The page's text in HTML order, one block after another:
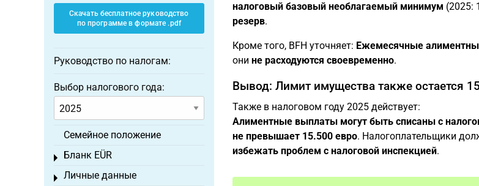
налоговый базовый необлагаемый минимум (2025:
резерв.
Кроме того, BFH уточняет: Ежемесячные
они не расходуются своевременно.
Вывод: Лимит имущества также остается
Также в налоговом году 2025 действует:
Алиментные выплаты могут быть списаны с
не превышает 15.500 евро. Налогоплательщики
избежать проблем с налоговой инспекцией.
Скачать бесплатное руководство
по программе в формате .pdf
Руководство по налогам:
Выбор налогового года:
Семейное положение
Бланк EÜR
Toggle menu
Личные данные
Toggle menu